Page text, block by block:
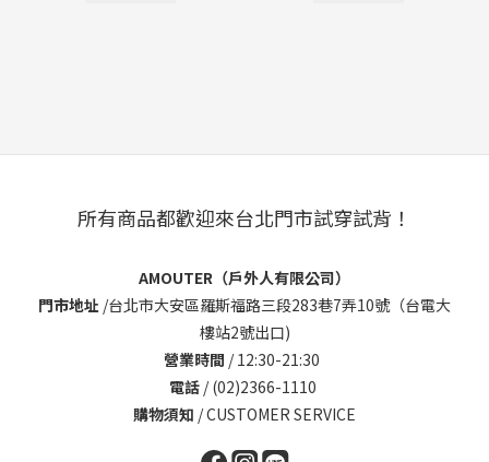
所有商品都歡迎來台北門市試穿試背！
AMOUTER（戶外人有限公司）
門市地址 /台北市大安區羅斯福路三段283巷7弄10號（台電大
樓站2號出口)
營業時間 / 12:30-21:30
電話 / (02)2366-1110
購物須知 /CUSTOMER SERVICE